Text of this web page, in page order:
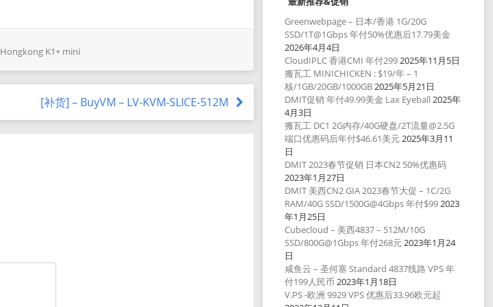
Hongkong K1+ mini
[补货] – BuyVM – LV-KVM-SLICE-512M
Greenwebpage – 日本/香港 1G/20G
SSD/1T@1Gbps 年付50%优惠后17.79美金
2026年4月4日
CloudIPLC 香港CMI 年付2992025年11月5日
搬瓦工 MINICHICKEN : $19/年 – 1
核/1GB/20GB/1000GB2025年5月21日
DMIT促销 年付49.99美金 Lax Eyeball 2025年
4月3日
搬瓦工 DC1 2G内存/40G硬盘/2T流量@2.5G
端口优惠码后年付$46.61美元2025年3月11
日
DMIT 2023春节促销 日本CN2 50%优惠码
2023年1月27日
DMIT 美西CN2 GIA 2023春节大促 – 1C/2G
RAM/40G SSD/1500G@4Gbps 年付$992023
年1月25日
Cubecloud – 美西4837 – 512M/10G
SSD/800G@1Gbps 年付268元2023年1月24
日
咸鱼云 – 圣何塞 Standard 4837线路 VPS 年
付199人民币 2023年1月18日
V.PS -欧洲 9929 VPS 优惠后33.96欧元起